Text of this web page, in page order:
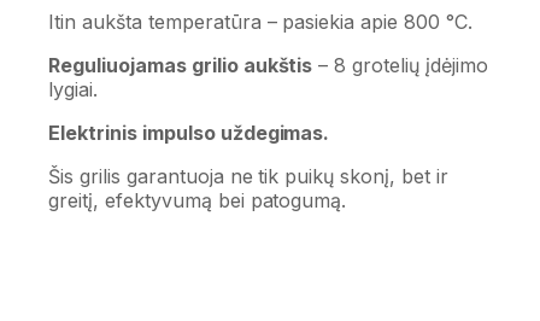
Itin aukšta temperatūra – pasiekia apie 800 °C.
Reguliuojamas grilio aukštis – 8 grotelių įdėjimo
lygiai.
Elektrinis impulso uždegimas.
Šis grilis garantuoja ne tik puikų skonį, bet ir
greitį, efektyvumą bei patogumą.